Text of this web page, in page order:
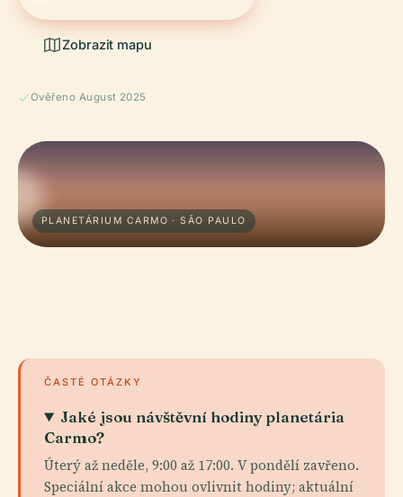
Zobrazit mapu
Ověřeno August 2025
PLANETÁRIUM CARMO · SÃO PAULO
ČASTÉ OTÁZKY
Jaké jsou návštěvní hodiny planetária
Carmo?
Úterý až neděle, 9:00 až 17:00. V pondělí zavřeno.
Speciální akce mohou ovlivnit hodiny; aktuální